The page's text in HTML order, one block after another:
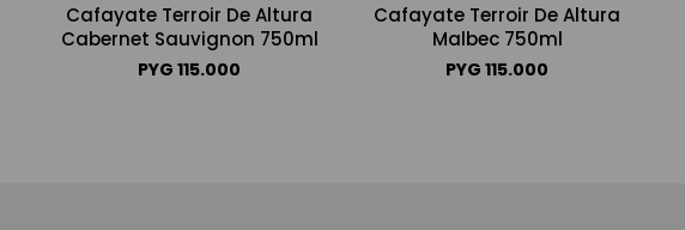
Cafayate Terroir De Altura
Cabernet Sauvignon 750ml
PYG 115.000
Cafayate Terroir De Altura
Malbec 750ml
PYG 115.000